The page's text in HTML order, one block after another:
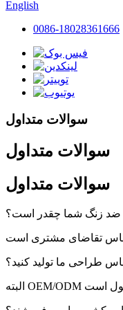
English
0086-18028361666
سوالات متداول
سوالات متداول
سوالات متداول
زنگ شما چقدر است؟
طراحی ما تولید کنید؟